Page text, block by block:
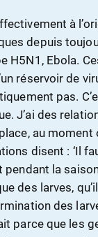
à
depuis
H5N1, Ebola.
réservoir de
pas.
J’ai des
au moment
disent : ‘Il
pendant la
des larves,
des
parce que les